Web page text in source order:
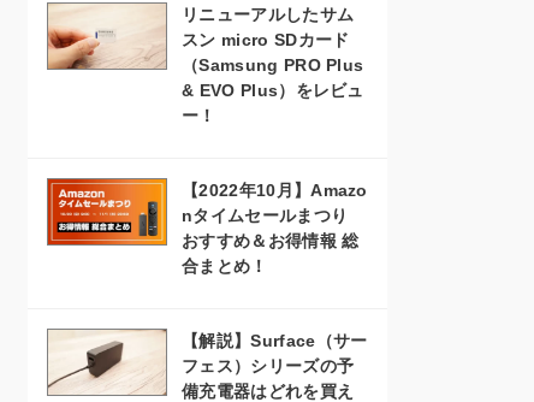
リニューアルしたサム
スン micro SDカード
（Samsung PRO Plus
& EVO Plus）をレビュ
ー！
【2022年10月】Amazo
nタイムセールまつり
おすすめ＆お得情報 総
合まとめ！
【解説】Surface（サー
フェス）シリーズの予
備充電器はどれを買え